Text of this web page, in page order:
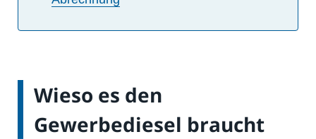
Wieso es den
Gewerbediesel braucht